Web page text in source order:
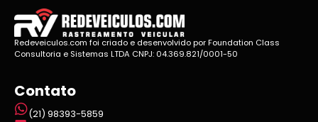
Redeveiculos.com foi criado e desenvolvido por Foundation Class
Consultoria e Sistemas LTDA CNPJ: 04.369.821/0001-50
Contato
(21) 98393-5859